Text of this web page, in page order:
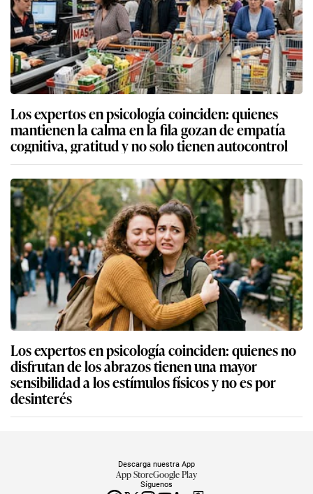
Los expertos en psicología coinciden: quienes
mantienen la calma en la fila gozan de empatía
cognitiva, gratitud y no solo tienen autocontrol
Los expertos en psicología coinciden: quienes no
disfrutan de los abrazos tienen una mayor
sensibilidad a los estímulos físicos y no es por
desinterés
Síguenos
Descarga nuestra App
App StoreGoogle Play